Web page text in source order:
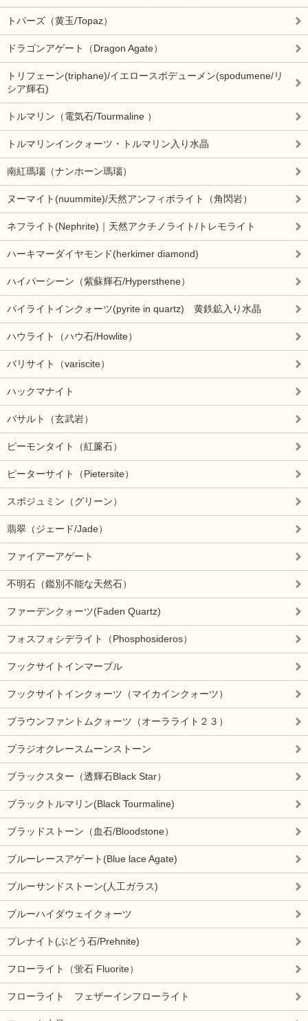
トパーズ（黄玉/Topaz）
ドラゴンアゲート（Dragon Agate）
トリフェーン(triphane)/イエロースポデューメン(spodumene/リ
シア輝石)
トルマリン（電気石/Tourmaline ）
トルマリンインクォーツ・トルマリン入り水晶
南紅瑪瑙（ナンホーン瑪瑙）
ヌーマイト(nuummite)/天然アンフィボライト（角閃岩）
ネフライト(Nephrite)｜天然アクチノライト/トレモライト
ハーキマーダイヤモンド(herkimer diamond)
ハイパーシーン（紫蘇輝石/Hypersthene）
パイライトインクォーツ(pyrite in quartz) 黄鉄鉱入り水晶
ハウライト（ハウ石/Howlite）
バリサイト（variscite）
ハックマナイト
バサルト（玄武岩）
ピーモンタイト（紅簾石）
ピーターサイト（Pietersite）
スポジュミン（グリーン）
翡翠（ジェード/Jade）
ファイアーアゲート
不明石（鑑別不能な天然石）
ファーデンクォーツ(Faden Quartz)
フォスフォシデライト（Phosphosideros）
フックサイトインマーブル
フックサイトインクォーツ（マイカインクォーツ）
ブラウンファントムクォーツ（オーラライト２３）
プラジオクレースムーンストーン
ブラックスター（透輝石Black Star）
ブラックトルマリン(Black Tourmaline)
ブラッドストーン（血石/Bloodstone）
ブルーレースアゲート(Blue lace Agate)
ブルーサンドストーン(人工ガラス)
ブルーハイダウェイクォーツ
プレナイト(ぶどう石/Prehnite)
フローライト（蛍石 Fluorite）
フローライト フェザーインフローライト